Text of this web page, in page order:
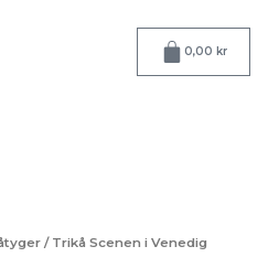
0,00 kr
Varukorg
/ Trikå Scenen i Venedig